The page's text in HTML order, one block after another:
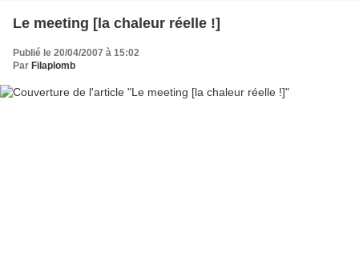
Le meeting [la chaleur réelle !]
Publié le 20/04/2007 à 15:02
Par Filaplomb